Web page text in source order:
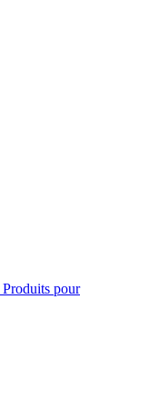
Produits pour